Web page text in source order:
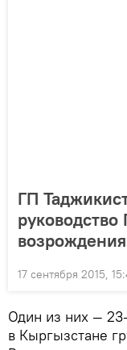
ГП
возрождения
17 сентября 2015,
Один из них —
в Кыргызстане